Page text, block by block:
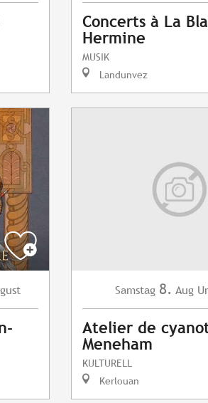
Concerts à La
Hermine
MUSIK
Landunvez
Samstag 8. Aug
Atelier de
Meneham
KULTURELL
Kerlouan